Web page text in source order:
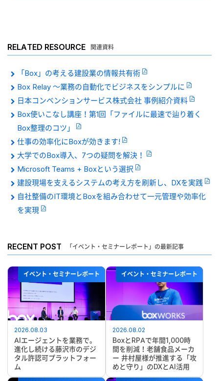
RELATED RESOURCE 関連資料
「Box」の考える建設業の情報共有術
Box Relay 〜業務の自動化でビジネスをシンプルに
日本コンベンションサービス株式会社 事例紹介資料
Box使いこなし講座！第1回「ファイルに最速で辿り着く
Box整理のコツ」
仕事の効率化にBoxが効きます!
大学でのBox導入、7つの疑問を解決！
Microsoft Teams + Boxという選択
建設現場を支えるシステムの考え方を刷新し、DXを実践
自社整備のIT環境とBoxを組み合わせて一元管理や効率化
を実現
RECENT POST 「イベント・セミナーレポート」の最新記事
イベント・セミナーレポート
2026.08.03
AIエージェントを業務で。
進化し続ける藤沢市のデジ
タル許認可プラットフォー
ム
イベント・セミナーレポート
2026.08.02
BoxとRPAで年間1,000時
間を削減！老舗食品メーカ
ー 井村屋様が推進する「攻
めと守り」のDXとAI活用